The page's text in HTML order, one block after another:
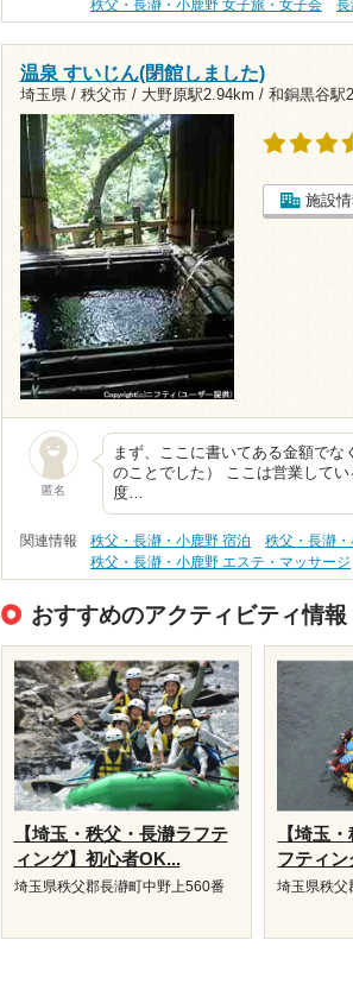
秩父・長瀞・小鹿野 女子旅・女子会
長
温泉 すいじん(閉館しました)
埼玉県 / 秩父市 / 大野原駅2.94km / 和銅黒谷駅
施設
匿名
まず、ここに書いてある金額でな
のことでした） ここは営業して
度…
関連情報 秩父・長瀞・小鹿野 宿泊 秩父・長瀞
秩父・長瀞・小鹿野 エステ・マッサージ
おすすめのアクティビティ情報
【埼玉・秩父・長瀞ラフテ
ィング】初心者OK...
埼玉県秩父郡長瀞町中野上560番
【埼玉
フティ
埼玉県秩父